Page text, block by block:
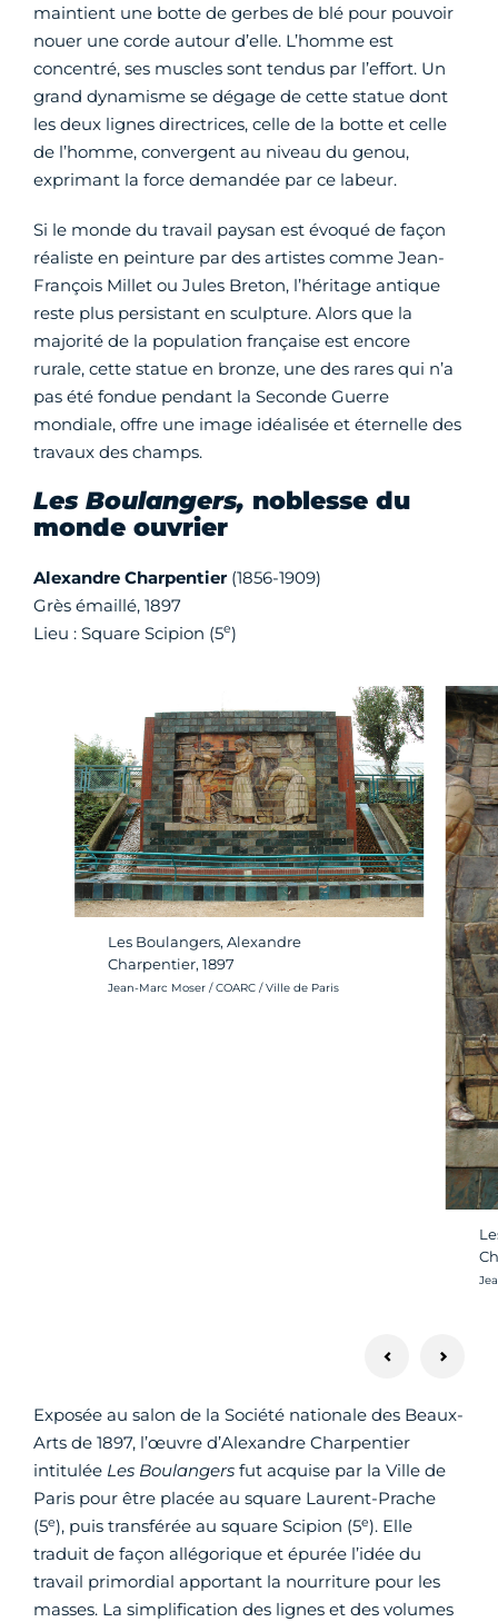
maintient une botte de gerbes de blé pour pouvoir
nouer une corde autour d’elle. L’homme est
concentré, ses muscles sont tendus par l’effort. Un
grand dynamisme se dégage de cette statue dont
les deux lignes directrices, celle de la botte et celle
de l’homme, convergent au niveau du genou,
exprimant la force demandée par ce labeur.
Si le monde du travail paysan est évoqué de façon
réaliste en peinture par des artistes comme Jean-
François Millet ou Jules Breton, l’héritage antique
reste plus persistant en sculpture. Alors que la
majorité de la population française est encore
rurale, cette statue en bronze, une des rares qui n’a
pas été fondue pendant la Seconde Guerre
mondiale, offre une image idéalisée et éternelle des
travaux des champs.
Les Boulangers, noblesse du
monde ouvrier
Alexandre Charpentier (1856-1909)
Grès émaillé, 1897
Lieu : Square Scipion (5e)
Les Boulangers, Alexandre
Charpentier, 1897
Crédit photo :
Jean-Marc Moser / COARC / Ville de Paris
Exposée au salon de la Société nationale des Beaux-
Arts de 1897, l’œuvre d’Alexandre Charpentier
intitulée Les Boulangers fut acquise par la Ville de
Paris pour être placée au square Laurent-Prache
(5e), puis transférée au square Scipion (5e). Elle
traduit de façon allégorique et épurée l’idée du
travail primordial apportant la nourriture pour les
masses. La simplification des lignes et des volumes